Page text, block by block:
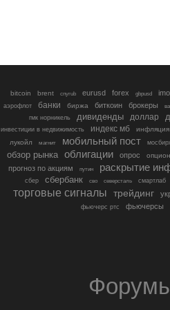
bitcoin brent cnyrub eurusd forex gbpusd
аэрофлот банки биржа биткоин брокеры
гмк норникель
дивиденды доллар
инвестиции в недвижимость индекс мб
инфляция
лукойл
магнит мобильный пост
обзор рынка облигации опрос
прогноз по акциям путин раскрытие
сбер сбербанк сво северсталь смартлаб
торговые сигналы трейдинг
фьючерс ртс фьючерсы